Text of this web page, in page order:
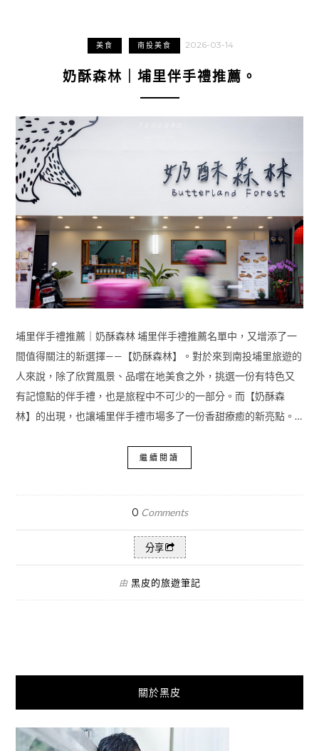
美食 南投美食 2026-03-14
奶酥森林｜埔里伴手禮推薦。
埔里伴手禮推薦｜奶酥森林 埔里伴手禮推薦名單中，又增添了一
間值得關注的新選擇——【奶酥森林】。對於來到南投埔里旅遊的
人來說，除了欣賞風景、品嚐在地美食之外，挑選一份有特色又
有記憶點的伴手禮，也是旅程中不可少的一部分。而【奶酥森
林】的出現，也讓埔里伴手禮市場多了一份香甜療癒的新亮點。…
繼續閱讀
0 Comments
分享
由 黑皮的旅遊筆記
關於黑皮